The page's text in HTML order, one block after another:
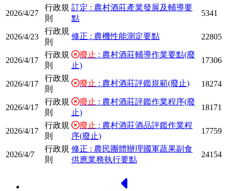
2026/4/27
行政規
則
訂定 : 農村酒莊產業發展及輔導要
點
5341
2026/4/23
行政規
則
修正 : 農機性能測定要點 22805
2026/4/17
行政規
則
廢止 : 農村酒莊輔導作業要點(廢
止)
17306
2026/4/17
行政規
則
廢止 : 農村酒莊評鑑規範(廢止) 18274
2026/4/17
行政規
則
廢止 : 農村酒莊評鑑作業程序(廢
止)
18171
2026/4/17
行政規
則
廢止 : 農村酒莊酒品評鑑作業程
序(廢止)
17759
2026/4/7
行政規
則
修正 : 農民團體辦理國軍蔬果副食
供應業務執行要點
24154